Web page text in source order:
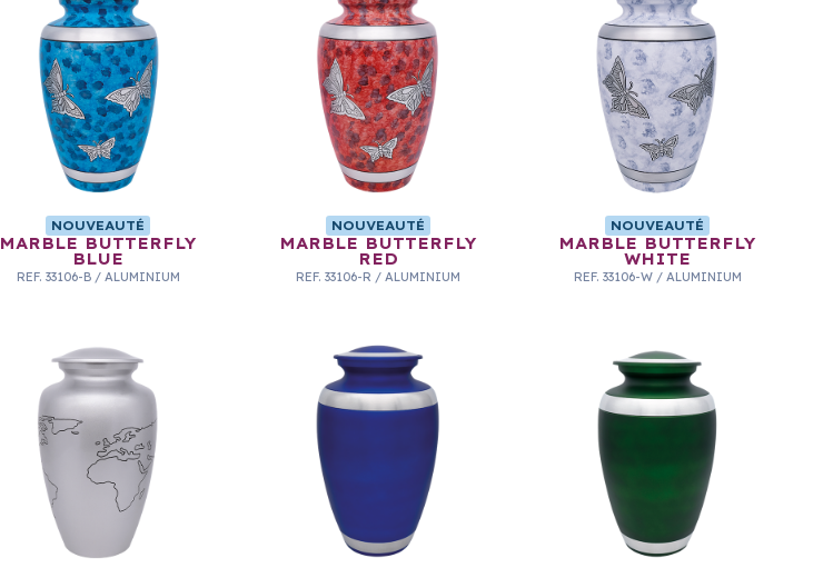
NOUVEAUTÉ
MARBLE BUTTERFLY
BLUE
REF. 33106-B / ALUMINIUM
NOUVEAUTÉ
MARBLE BUTTERFLY
RED
REF. 33106-R / ALUMINIUM
NOUVEAUTÉ
MARBLE BUTTERFLY
WHITE
REF. 33106-W / ALUMINIUM